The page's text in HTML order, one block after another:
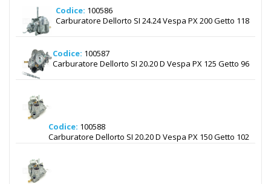
Codice: 100586
Carburatore Dellorto SI 24.24 Vespa PX 200 Getto 118
Codice: 100587
Carburatore Dellorto SI 20.20 D Vespa PX 125 Getto 96
Codice: 100588
Carburatore Dellorto SI 20.20 D Vespa PX 150 Getto 102